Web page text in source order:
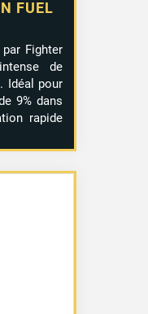
FUEL
Fighter
de
Idéal pour
9% dans
rapide